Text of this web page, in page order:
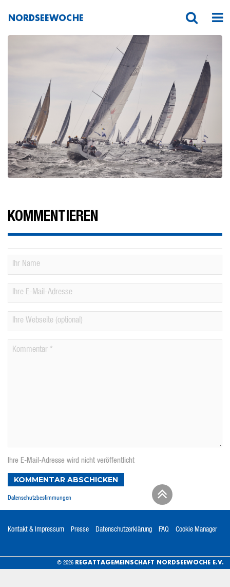
NORDSEEWOCHE
_MG_4600
KOMMENTIEREN
Ihre E-Mail-Adresse wird nicht veröffentlicht
KOMMENTAR ABSCHICKEN
Datenschutzbestimmungen
Kontakt & Impressum Presse Datenschutzerklärung FAQ Cookie Manager
© 2026 REGATTAGEMEINSCHAFT NORDSEEWOCHE E.V.